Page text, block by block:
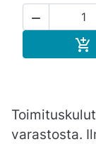


varastosta.